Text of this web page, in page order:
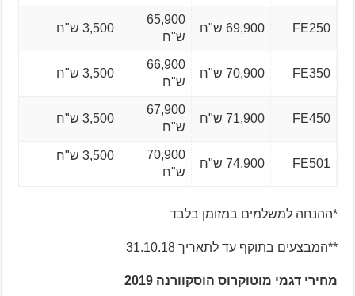
FE250 69,900 ש"ח
65,900
ש"ח
3,500 ש"ח
FE350 70,900 ש"ח
66,900
ש"ח
3,500 ש"ח
FE450 71,900 ש"ח
67,900
ש"ח
3,500 ש"ח
FE501 74,900 ש"ח
70,900
ש"ח
3,500 ש"ח
*ההנחה למשלמים במזומן בלבד
**המבצעים בתוקף עד לתאריך 31.10.18
מחירי דגמי מוטוקרוס הוסקוורנה 2019